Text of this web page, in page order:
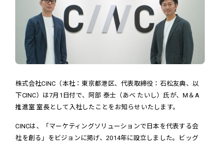
株式会社CINC（本社：東京都港区、代表取締役：石松友典、以
下CINC）は7月1日付で、阿部 泰士（あべ たいし）氏が、M＆A
推進室 室長として入社したことをお知らせいたします。
CINCは、「マーケティングソリューションで日本を代表する会
社を創る」をビジョンに掲げ、2014年に設立しました。ビッグ